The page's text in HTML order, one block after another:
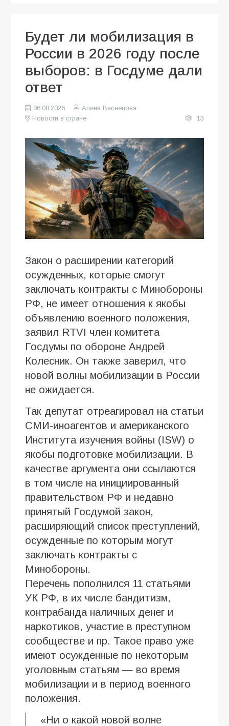
Будет ли мобилизация в
России в 2026 году после
выборов: в Госдуме дали
ответ
06.08.2026
Алена Васнецова
Новости в стране
13
Закон о расширении категорий
осужденных, которые смогут
заключать контракты с Минобороны
РФ, не имеет отношения к якобы
объявлению военного положения,
заявил RTVI член комитета
Госдумы по обороне Андрей
Колесник. Он также заверил, что
новой волны мобилизации в России
не ожидается.
Так депутат отреагировал на статьи
СМИ-иноагентов и американского
Института изучения войны (ISW) о
якобы подготовке мобилизации. В
качестве аргумента они ссылаются
в том числе на инициированный
правительством РФ и недавно
принятый Госдумой закон,
расширяющий список преступлений,
осужденные по которым могут
заключать контракты с
Минобороны.
Перечень пополнился 11 статьями
УК РФ, в их числе бандитизм,
контрабанда наличных денег и
наркотиков, участие в преступном
сообществе и пр. Такое право уже
имеют осужденные по некоторым
уголовным статьям — во время
мобилизации и в период военного
положения.
«Ни о какой новой волне